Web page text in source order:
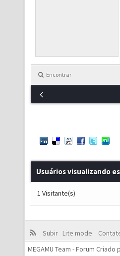
Encontrar
Usuários visualizando
1 Visitante(s)
Subir Lite mode
MEGAMU Team - Forum Criado